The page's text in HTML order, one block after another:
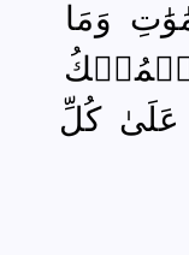
وَمَا
كُلِّ